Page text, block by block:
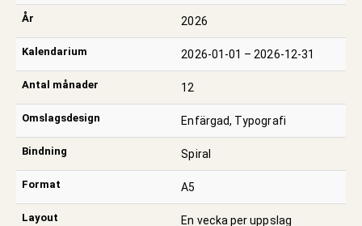
År 2026
Kalendarium 2026-01-01 – 2026-12-31
Antal månader 12
Omslagsdesign Enfärgad, Typografi
Bindning Spiral
Format A5
Layout En vecka per uppslag